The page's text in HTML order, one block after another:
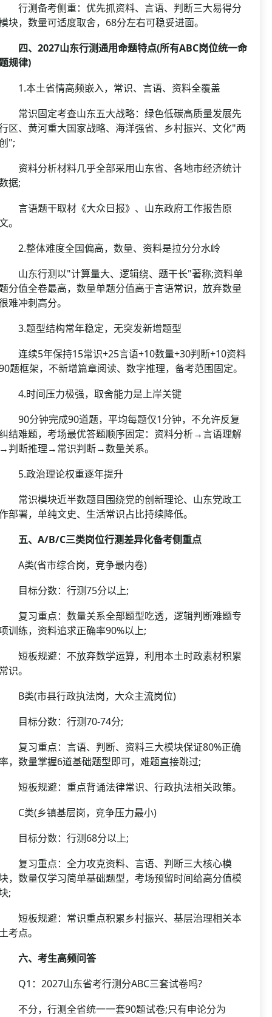
测备考侧重：优先抓资料、言语、判断三大易得分
块，数量可适度取舍，68分左右可稳妥进面。
、2027山东行测通用命题特点(所有ABC岗位统一命
规律)
本土省情高频嵌入，常识、言语、资料全覆盖
识固定考查山东五大战略：绿色低碳高质量发展先
区、黄河重大国家战略、海洋强省、乡村振兴、文化"两
";
料分析材料几乎全部采用山东省、各地市经济统计
据;
语题干取材《大众日报》、山东政府工作报告原
。
整体难度全国偏高，数量、资料是拉分分水岭
东行测以"计算量大、逻辑绕、题干长"著称;资料单
分值全卷最高，数量单题分值高于言语常识，放弃数量
难冲刺高分。
题型结构常年稳定，无突发新增题型
续5年保持15常识+25言语+10数量+30判断+10资料
题框架，不新增篇章阅读、数字推理，备考范围固定。
时间压力极强，取舍能力是上岸关键
分钟完成90道题，平均每题仅1分钟，不允许反复
结难题，考场最优答题顺序固定：资料分析→言语理解
判断推理→常识判断→数量关系。
政治理论权重逐年提升
识模块近半数题目围绕党的创新理论、山东党政工
部署，单纯文史、生活常识占比持续降低。
、A/B/C三类岗位行测差异化备考侧重点
类(省市综合岗，竞争最内卷)
标分数：行测75分以上;
习重点：数量关系全部题型吃透，逻辑判断难题专
训练，资料追求正确率90%以上;
板规避：不放弃数学运算，利用本土时政素材积累
识。
类(市县行政执法岗，大众主流岗位)
标分数：行测70-74分;
习重点：言语、判断、资料三大模块保证80%正确
，数量掌握6道基础题型即可，难题直接跳过;
板规避：重点背诵法律常识、行政执法相关政策。
类(乡镇基层岗，竞争压力最小)
标分数：行测68分以上;
习重点：全力攻克资料、言语、判断三大核心模
，数量仅学习简单基础题型，考场预留时间给高分值模
;
板规避：常识重点积累乡村振兴、基层治理相关本
考点。
、考生高频问答
：2027山东省考行测分ABC三套试卷吗?
分，行测全省统一一套90题试卷;只有申论分为